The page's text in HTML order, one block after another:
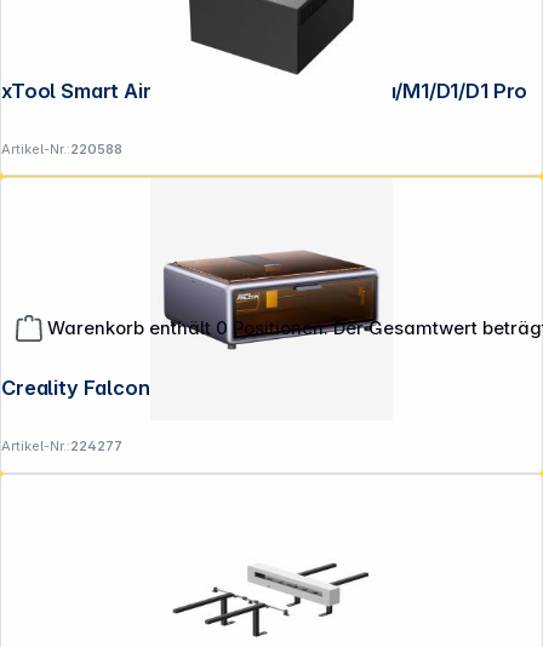
Warenkorb enthält 0 Positionen. Der Gesamtwert
xTool Smart Air Assist 2.0 for S1/M1 Ultra/M1/D1/D1 Pro
Artikel-Nr.:220588
Artikel-Nr.:224277
Alle Preise exkl. gesetzl. Mehrwertsteuer zzgl.